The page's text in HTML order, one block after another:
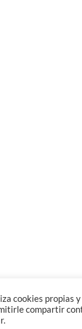
cookies propias
compartir